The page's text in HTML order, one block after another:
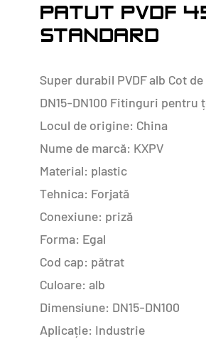
PATUT PVDF
STANDARD
Super durabil PVDF alb Cot
DN15-DN100 Fitinguri pentru
Locul de origine: China
Nume de marcă: KXPV
Material: plastic
Tehnica: Forjată
Conexiune: priză
Forma: Egal
Cod cap: pătrat
Culoare: alb
Dimensiune: DN15-DN100
Aplicație: Industrie